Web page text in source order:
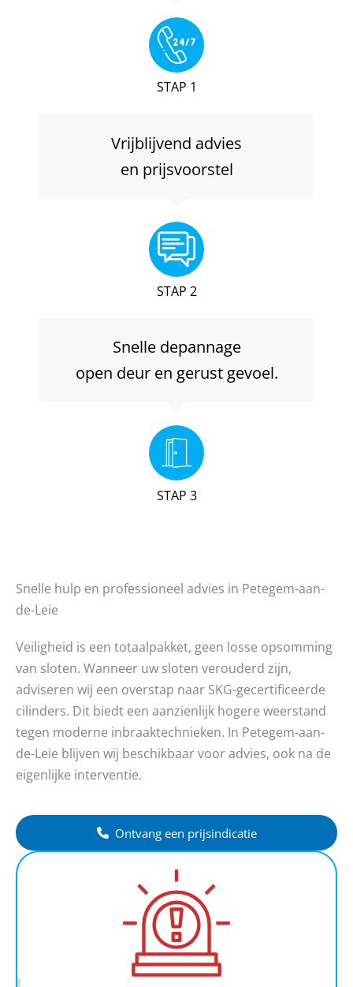
STAP 1
Vrijblijvend advies
en prijsvoorstel
STAP 2
Snelle depannage
open deur en gerust gevoel.
STAP 3
Snelle hulp en professioneel advies in Petegem-aan-
de-Leie
Veiligheid is een totaalpakket, geen losse opsomming
van sloten. Wanneer uw sloten verouderd zijn,
adviseren wij een overstap naar SKG-gecertificeerde
cilinders. Dit biedt een aanzienlijk hogere weerstand
tegen moderne inbraaktechnieken. In Petegem-aan-
de-Leie blijven wij beschikbaar voor advies, ook na de
eigenlijke interventie.
Ontvang een prijsindicatie